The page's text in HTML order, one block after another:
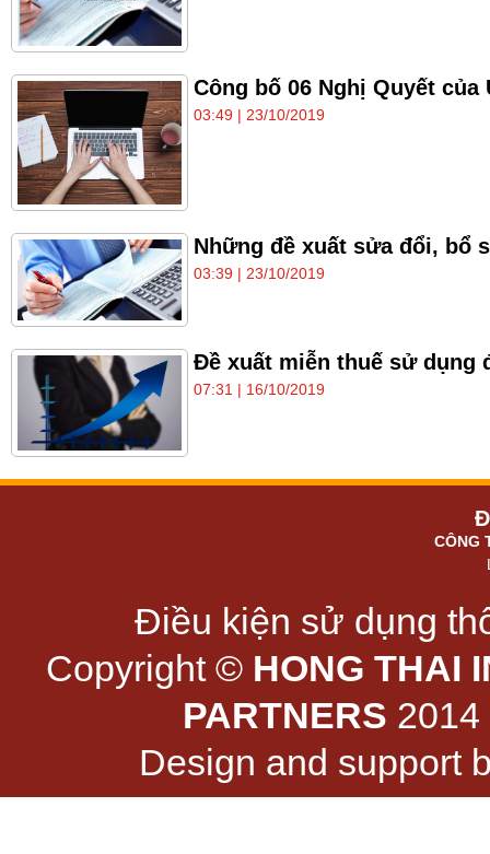
Công bố 06 Nghị Quyết của
03:49 | 23/10/2019
Những đề xuất sửa đổi, bổ
03:39 | 23/10/2019
Đề xuất miễn thuế sử dụng
07:31 | 16/10/2019
CÔNG
Điều kiện sử dụng
Copyright © HONG THAI
PARTNERS 2014
Design and support